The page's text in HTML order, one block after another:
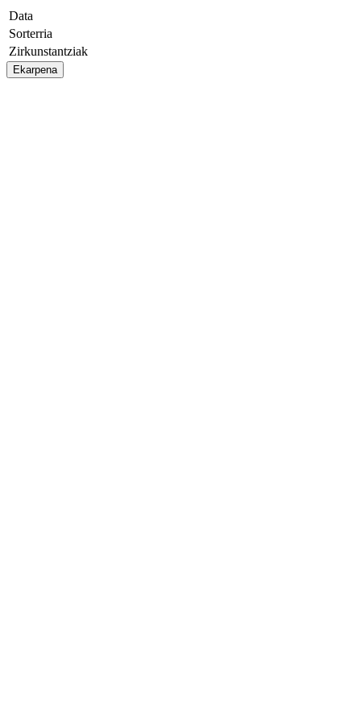
Data
Sorterria
Zirkunstantziak